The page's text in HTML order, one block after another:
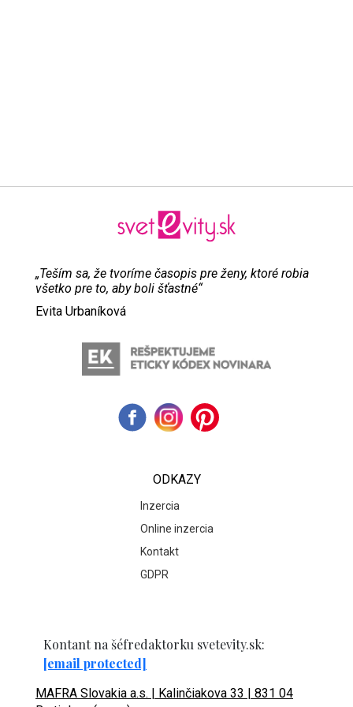
„Teším sa, že tvoríme časopis pre ženy, ktoré robia
všetko pre to, aby boli šťastné“
Evita Urbaníková
ODKAZY
Inzercia
Online inzercia
Kontakt
GDPR
Kontant na šéfredaktorku svetevity.sk:
[email protected]
MAFRA Slovakia a.s. | Kalinčiakova 33 | 831 04